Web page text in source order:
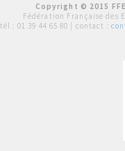
Copyright © 2015
Fédération Française des
tél : 01 39 44 65 80 | contact :